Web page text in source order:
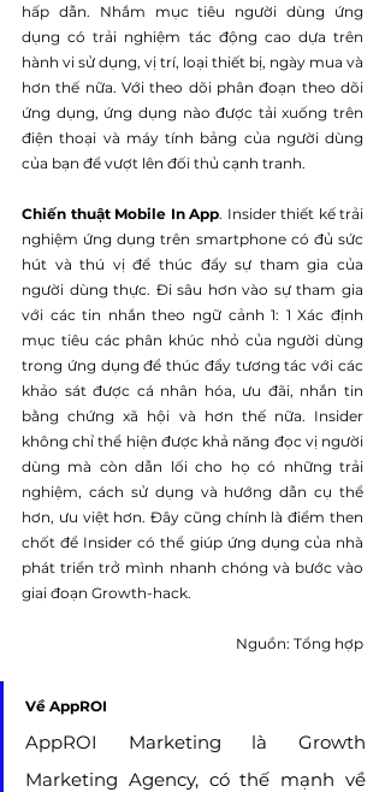
hấp dẫn. Nhắm mục tiêu người dùng ứng
dụng có trải nghiệm tác động cao dựa trên
hành vi sử dụng, vị trí, loại thiết bị, ngày mua và
hơn thế nữa. Với theo dõi phân đoạn theo dõi
ứng dụng, ứng dụng nào được tải xuống trên
điện thoại và máy tính bảng của người dùng
của bạn để vượt lên đối thủ cạnh tranh.
Chiến thuật Mobile In App. Insider thiết kế trải
nghiệm ứng dụng trên smartphone có đủ sức
hút và thú vị để thúc đẩy sự tham gia của
người dùng thực. Đi sâu hơn vào sự tham gia
với các tin nhắn theo ngữ cảnh 1: 1 Xác định
mục tiêu các phân khúc nhỏ của người dùng
trong ứng dụng để thúc đẩy tương tác với các
khảo sát được cá nhân hóa, ưu đãi, nhắn tin
bằng chứng xã hội và hơn thế nữa. Insider
không chỉ thể hiện được khả năng đọc vị người
dùng mà còn dẫn lối cho họ có những trải
nghiệm, cách sử dụng và hướng dẫn cụ thể
hơn, ưu việt hơn. Đây cũng chính là điểm then
chốt để Insider có thể giúp ứng dụng của nhà
phát triển trở mình nhanh chóng và bước vào
giai đoạn Growth-hack.
Nguồn: Tổng hợp
Về AppROI
AppROI Marketing là Growth
Marketing Agency, có thế mạnh về